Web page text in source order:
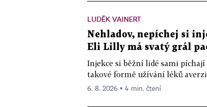
LUDĚK VAINERT
Nehladov, nepíchej si
Eli Lilly má svatý grál
Injekce si běžní lidé sami
takové formě užívání léků
6. 8. 2026 ▪ 4 min. čtení